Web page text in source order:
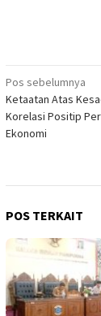
Navigasi
pos
Pos sebelumnya
Ketaatan Atas
Korelasi Positip
Ekonomi
POS TERKAIT